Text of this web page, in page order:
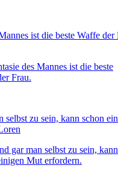
des Mannes ist die beste
Frau.
gar man selbst zu sein, kann
Mut erfordern.